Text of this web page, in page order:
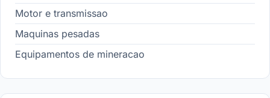
Motor e transmissao
Maquinas pesadas
Equipamentos de mineracao